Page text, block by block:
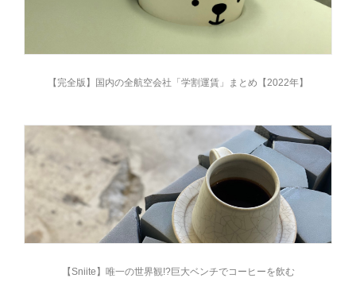
【完全版】国内の全航空会社「学割運賃」まとめ【2022年】
【Sniite】唯一の世界観!?巨大ベンチでコーヒーを飲む